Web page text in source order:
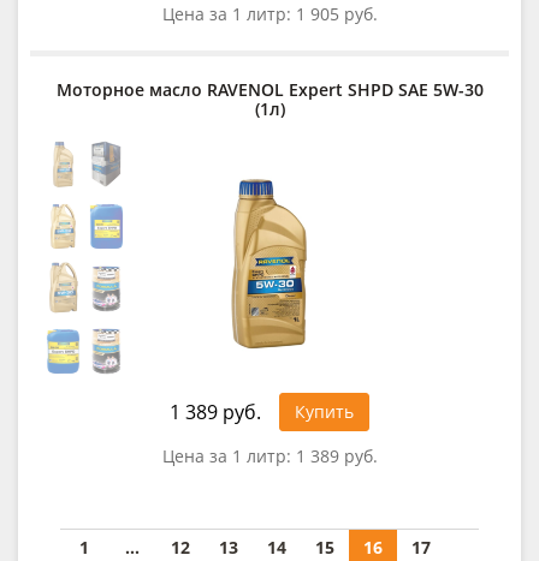
Цена за 1 литр: 1 905 руб.
Моторное масло RAVENOL Expert SHPD SAE 5W-30
(1л)
1 389 руб.
Купить
Цена за 1 литр: 1 389 руб.
1 ... 12 13 14 15 16
17